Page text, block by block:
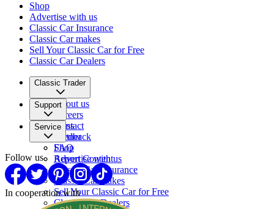
Shop
Advertise with us
Classic Car Insurance
Classic Car makes
Sell Your Classic Car for Free
Classic Car Dealers
Classic Trader
About us
Careers
Press
Partner
Support
Contact
Feedback
FAQ
Report Content
Service
Shop
Advertise with us
Classic Car Insurance
Classic Car makes
Sell Your Classic Car for Free
Classic Car Dealers
Follow us
In cooperation with